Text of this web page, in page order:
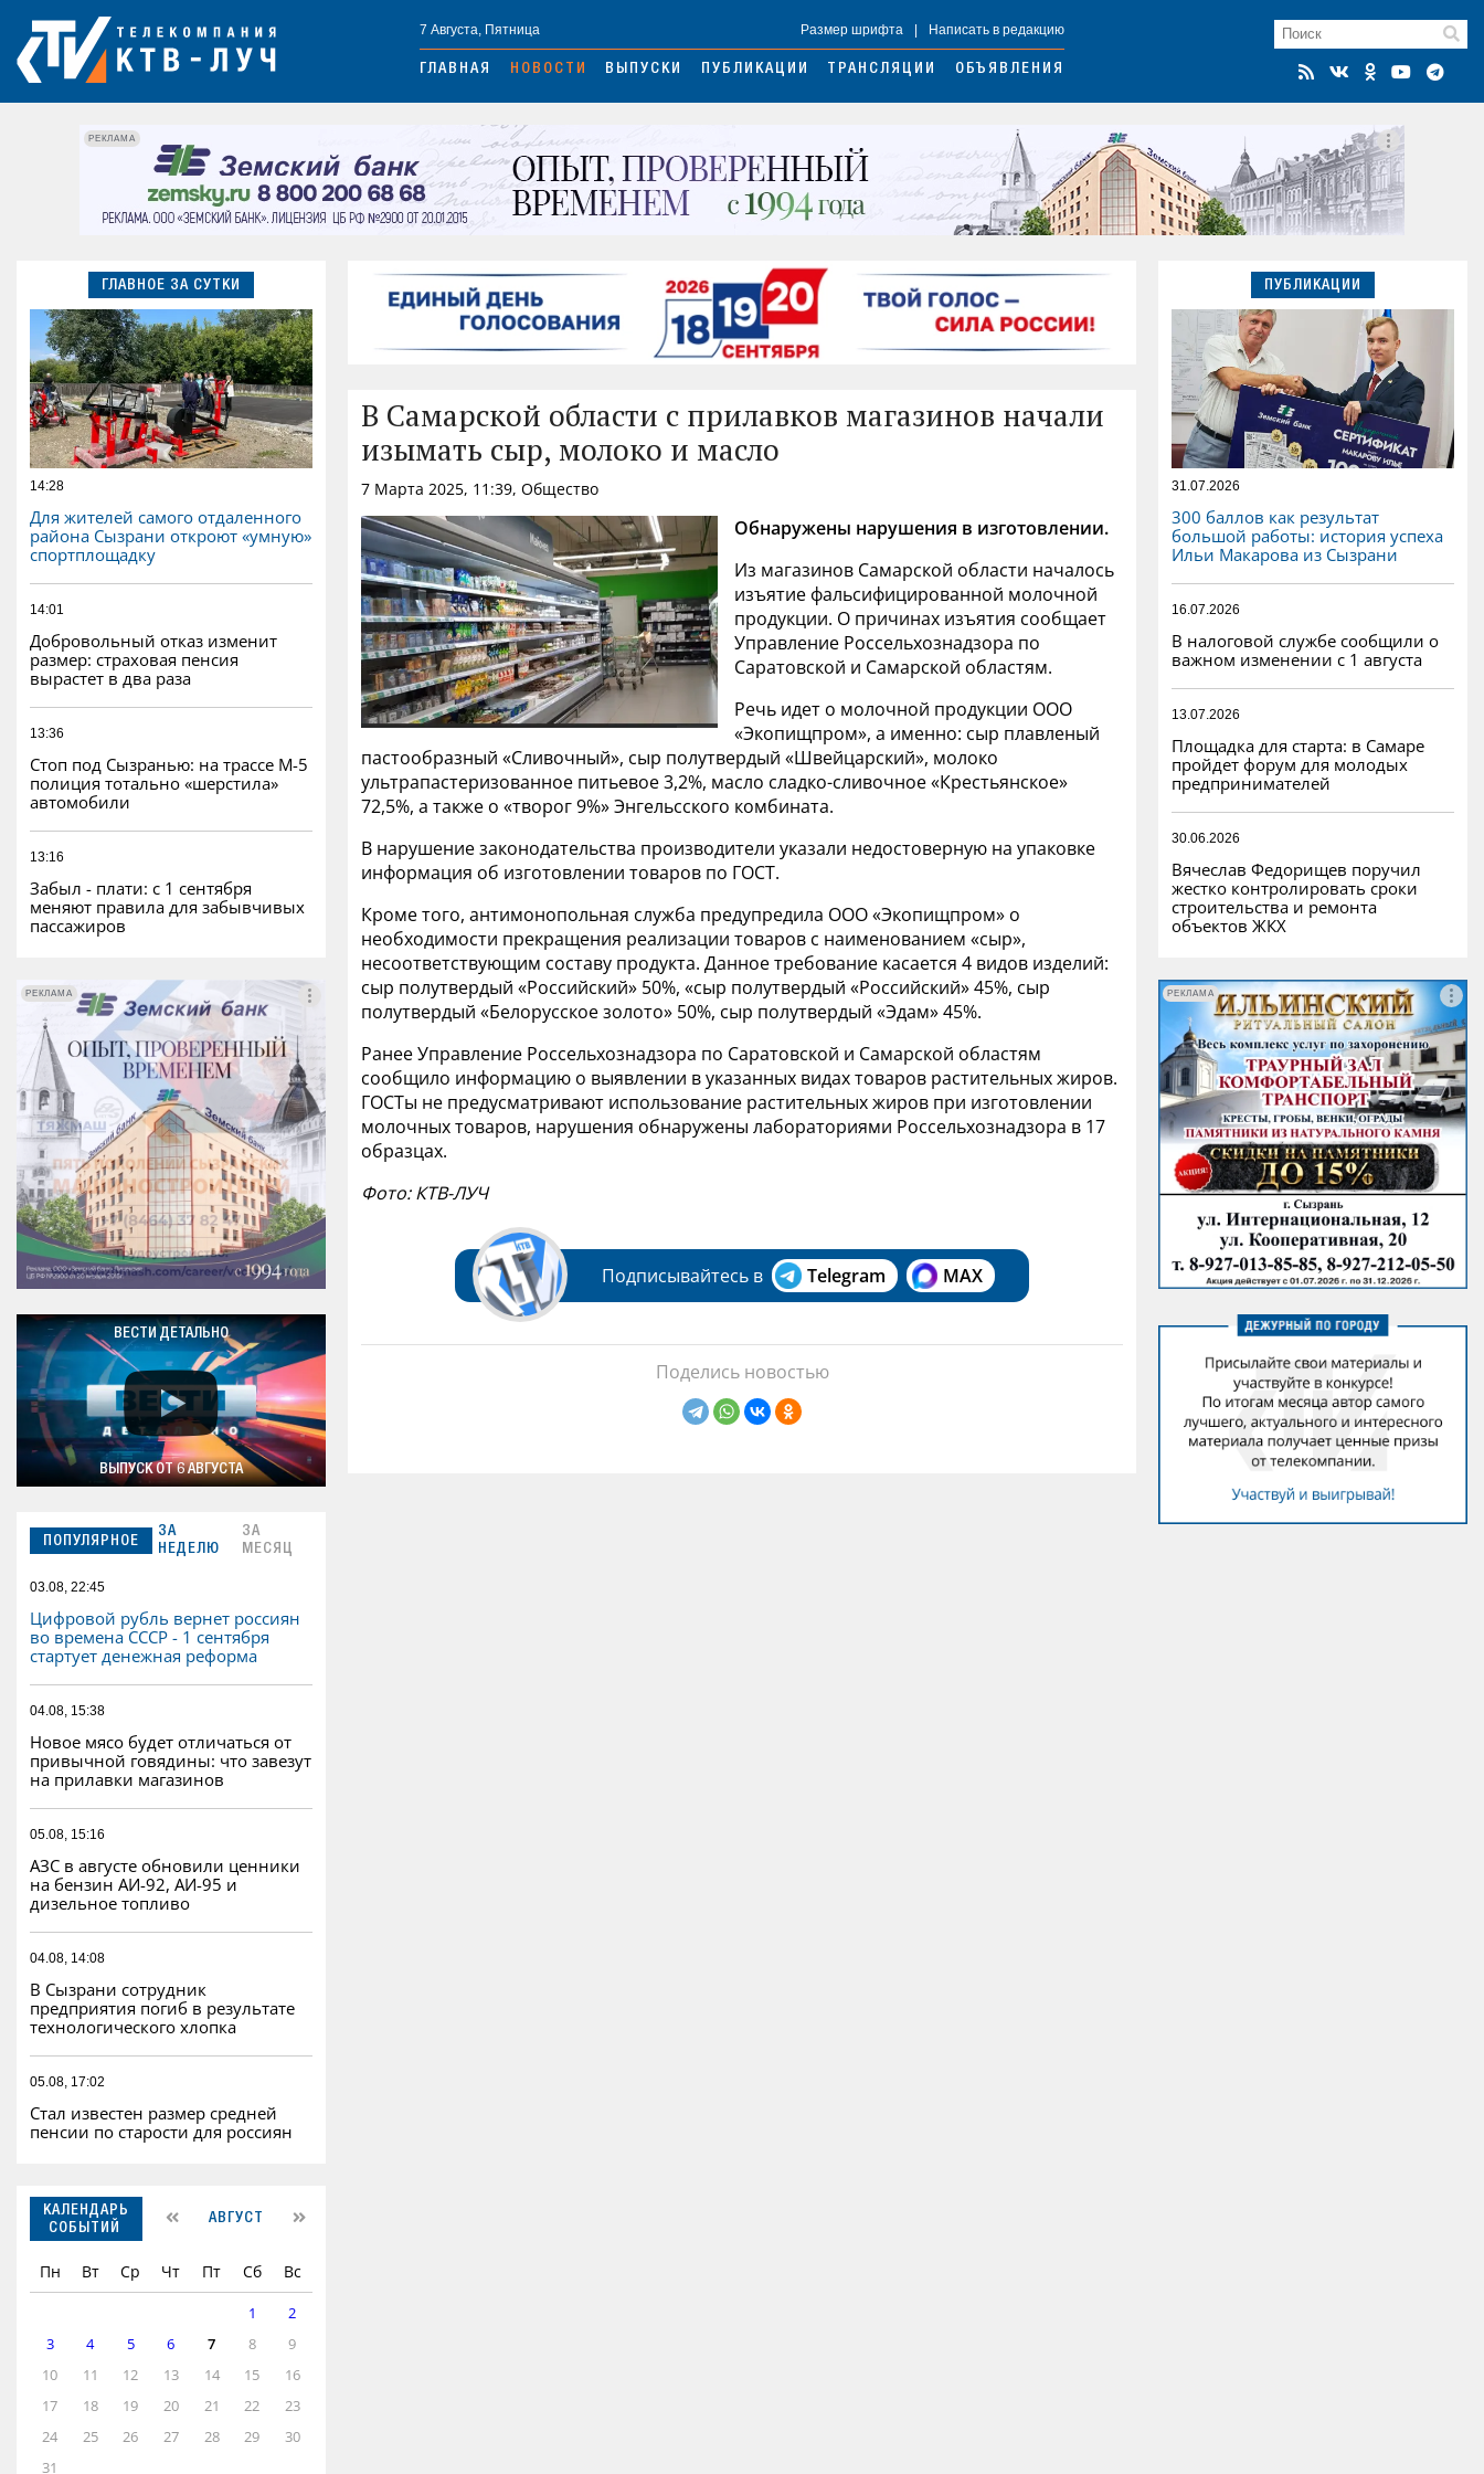
7 Августа, Пятница Размер шрифта Написать в редакцию
ГЛАВНАЯ НОВОСТИ ВЫПУСКИ ПУБЛИКАЦИИ ТРАНСЛЯЦИИ ОБЪЯВЛЕНИЯ
РЕКЛАМА
ГЛАВНОЕ ЗА СУТКИ
14:28
Для жителей самого отдаленного
района Сызрани откроют «умную»
спортплощадку
14:01
Добровольный отказ изменит
размер: страховая пенсия
вырастет в два раза
13:36
Стоп под Сызранью: на трассе М-5
полиция тотально «шерстила»
автомобили
13:16
Забыл - плати: с 1 сентября
меняют правила для забывчивых
пассажиров
РЕКЛАМА
РЕКЛАМА
ВЕСТИ ДЕТАЛЬНО
ВЫПУСК ОТ 6 АВГУСТА
ПОПУЛЯРНОЕ
ЗА
НЕДЕЛЮ
ЗА
МЕСЯЦ
03.08, 22:45
Цифровой рубль вернет россиян
во времена СССР - 1 сентября
стартует денежная реформа
04.08, 15:38
Новое мясо будет отличаться от
привычной говядины: что завезут
на прилавки магазинов
05.08, 15:16
АЗС в августе обновили ценники
на бензин АИ-92, АИ-95 и
дизельное топливо
04.08, 14:08
В Сызрани сотрудник
предприятия погиб в результате
технологического хлопка
05.08, 17:02
Стал известен размер средней
пенсии по старости для россиян
КАЛЕНДАРЬ
СОБЫТИЙ
АВГУСТ
Пн Вт Ср Чт Пт Сб Вс
1
2
3
4 5 6 7 8
9
10
11 12 13 14 15
16
17
18 19 20 21 22
23
24
25 26 27 28 29
30
31
В Самарской области с прилавков магазинов начали
изымать сыр, молоко и масло
7 Марта 2025, 11:39, Общество
Обнаружены нарушения в изготовлении.
Из магазинов Самарской области началось
изъятие фальсифицированной молочной
продукции. О причинах изъятия сообщает
Управление Россельхознадзора по
Саратовской и Самарской областям.
Речь идет о молочной продукции ООО
«Экопищпром», а именно: сыр плавленый
пастообразный «Сливочный», сыр полутвердый «Швейцарский», молоко
ультрапастеризованное питьевое 3,2%, масло сладко-сливочное «Крестьянское»
72,5%, а также о «творог 9%» Энгельсского комбината.
В нарушение законодательства производители указали недостоверную на упаковке
информация об изготовлении товаров по ГОСТ.
Кроме того, антимонопольная служба предупредила ООО «Экопищпром» о
необходимости прекращения реализации товаров с наименованием «сыр»,
несоответствующим составу продукта. Данное требование касается 4 видов изделий:
сыр полутвердый «Российский» 50%, «сыр полутвердый «Российский» 45%, сыр
полутвердый «Белорусское золото» 50%, сыр полутвердый «Эдам» 45%.
Ранее Управление Россельхознадзора по Саратовской и Самарской областям
сообщило информацию о выявлении в указанных видах товаров растительных жиров.
ГОСТы не предусматривают использование растительных жиров при изготовлении
молочных товаров, нарушения обнаружены лабораториями Россельхознадзора в 17
образцах.
Фото: КТВ-ЛУЧ
Подписывайтесь в Telegram MAX
Поделись новостью
ПУБЛИКАЦИИ
31.07.2026
300 баллов как результат
большой работы: история успеха
Ильи Макарова из Сызрани
16.07.2026
В налоговой службе сообщили о
важном изменении с 1 августа
13.07.2026
Площадка для старта: в Самаре
пройдет форум для молодых
предпринимателей
30.06.2026
Вячеслав Федорищев поручил
жестко контролировать сроки
строительства и ремонта
объектов ЖКХ
РЕКЛАМА